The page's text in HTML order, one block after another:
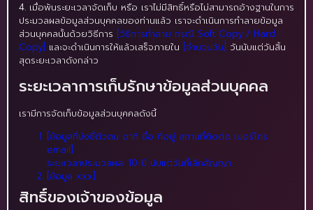
4. เมื่อพ้นระยะเวลาจัดเก็บ หรือ เราไม่มีสิทธิ์หรือไม่สามารถอ้างฐานในการ
ประมวลผลข้อมูลส่วนบุคคลของท่านแล้ว เราจะดำเนินการทำลายข้อมูล
ส่วนบุคคลนั้นด้วยวิธีการ [วิธีการทำลาย กรณี Soft Copy / Hard
Copy] และจะดำเนินการให้แล้วเสร็จภายใน [จำนวนวัน] วันนับแต่วันสิ้น
สุดระยะเวลาดังกล่าว
ระยะเวลาการเก็บรักษาข้อมูลส่วนบุคคล
เรามีการจัดเก็บข้อมูลส่วนบุคคลดังนี้
[ข้อมูลที่บ่งชี้ตัวตน อาทิ ชื่อ ที่อยู่ สถานที่ติดต่อ เบอร์โทร
email]
ระยะเวลาประมวลผล: 10 ปี นับแต่วันที่เลิกสัญญา
[ข้อมูล xxx]
สิทธิ์ของเจ้าของข้อมูล